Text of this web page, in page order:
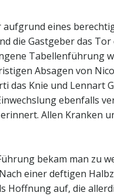
eines
die Gastgeber das
Tabellenführung
Absagen von
das Knie und Lennart
ebenfalls
Allen Kranken
bekam man zu
einer deftigen
Hoffnung auf, die